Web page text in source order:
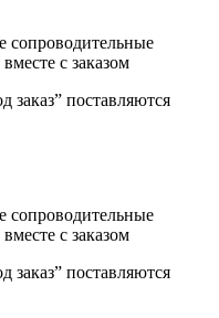
сопроводительные
с заказом
заказ” поставляются
сопроводительные
с заказом
заказ” поставляются